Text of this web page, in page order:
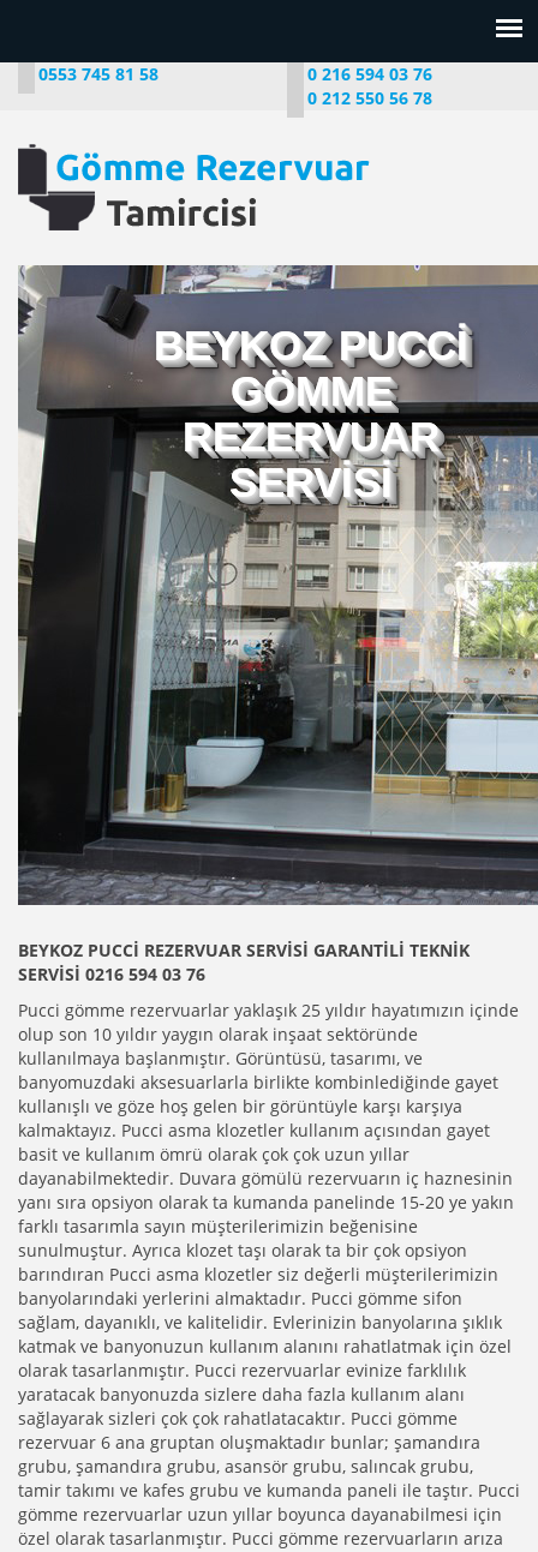
0553 745 81 58
0 216 594 03 76
0 212 550 56 78
BEYKOZ PUCCİ
GÖMME
REZERVUAR
SERVİSİ
BEYKOZ PUCCİ REZERVUAR SERVİSİ GARANTİLİ TEKNİK
SERVİSİ 0216 594 03 76
Pucci gömme rezervuarlar yaklaşık 25 yıldır hayatımızın içinde
olup son 10 yıldır yaygın olarak inşaat sektöründe
kullanılmaya başlanmıştır. Görüntüsü, tasarımı, ve
banyomuzdaki aksesuarlarla birlikte kombinlediğinde gayet
kullanışlı ve göze hoş gelen bir görüntüyle karşı karşıya
kalmaktayız. Pucci asma klozetler kullanım açısından gayet
basit ve kullanım ömrü olarak çok çok uzun yıllar
dayanabilmektedir. Duvara gömülü rezervuarın iç haznesinin
yanı sıra opsiyon olarak ta kumanda panelinde 15-20 ye yakın
farklı tasarımla sayın müşterilerimizin beğenisine
sunulmuştur. Ayrıca klozet taşı olarak ta bir çok opsiyon
barındıran Pucci asma klozetler siz değerli müşterilerimizin
banyolarındaki yerlerini almaktadır. Pucci gömme sifon
sağlam, dayanıklı, ve kalitelidir. Evlerinizin banyolarına şıklık
katmak ve banyonuzun kullanım alanını rahatlatmak için özel
olarak tasarlanmıştır. Pucci rezervuarlar evinize farklılık
yaratacak banyonuzda sizlere daha fazla kullanım alanı
sağlayarak sizleri çok çok rahatlatacaktır. Pucci gömme
rezervuar 6 ana gruptan oluşmaktadır bunlar; şamandıra
grubu, şamandıra grubu, asansör grubu, salıncak grubu,
tamir takımı ve kafes grubu ve kumanda paneli ile taştır. Pucci
gömme rezervuarlar uzun yıllar boyunca dayanabilmesi için
özel olarak tasarlanmıştır. Pucci gömme rezervuarların arıza